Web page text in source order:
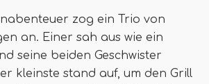
zog ein Trio von
an. Einer sah aus wie ein
seine beiden Geschwister
kleinste stand auf, um den Grill